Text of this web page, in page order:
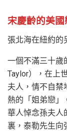
宋慶齡的美國
張北海在紐約的
一個不滿三十歲
Taylor），在上
夫人，情不自禁
熱的「姐弟戀」
華人悼念孫夫人
裏，泰勒先生向